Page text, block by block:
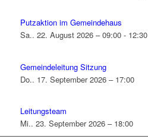
Putzaktion im Gemeindehaus
Sa.. 22. August 2026 – 09:00 - 12:30
Gemeindeleitung Sitzung
Do.. 17. September 2026 – 17:00
Leitungsteam
Mi.. 23. September 2026 – 18:00